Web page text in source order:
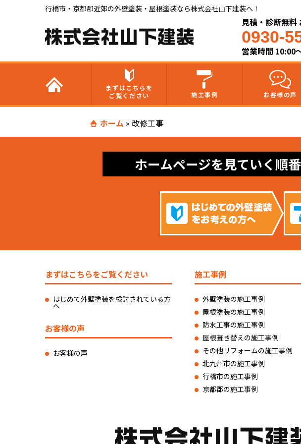
行橋市・京都郡近郊の外壁塗装・屋根塗装なら株式会社山下建装へ！
見積・診断無料
0930-
営業時間 10:00
まずはこちらを
ご覧ください
施工事例 お客様の声
ホーム » 改修工事
ホームページを見ていく順
まずはこちらをご覧ください
はじめて外壁塗装を検討されている方
へ
お客様の声
お客様の声
施工事例
外壁塗装の施工事例
屋根塗装の施工事例
防水工事の施工事例
屋根葺き替えの施工事例
その他リフォームの施工事例
北九州市の施工事例
行橋市の施工事例
京都郡の施工事例